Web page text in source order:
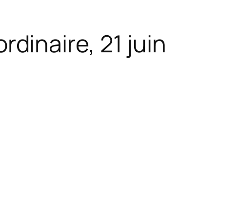
21 juin